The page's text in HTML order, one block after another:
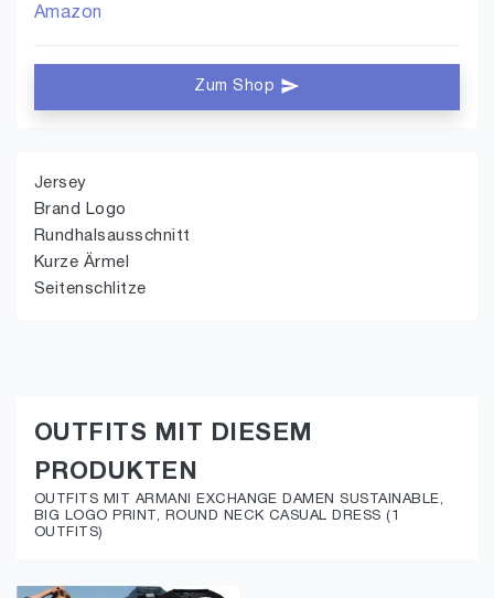
Amazon
Zum Shop
Jersey
Brand Logo
Rundhalsausschnitt
Kurze Ärmel
Seitenschlitze
OUTFITS MIT DIESEM
PRODUKTEN
OUTFITS MIT ARMANI EXCHANGE DAMEN SUSTAINABLE,
BIG LOGO PRINT, ROUND NECK CASUAL DRESS (1
OUTFITS)